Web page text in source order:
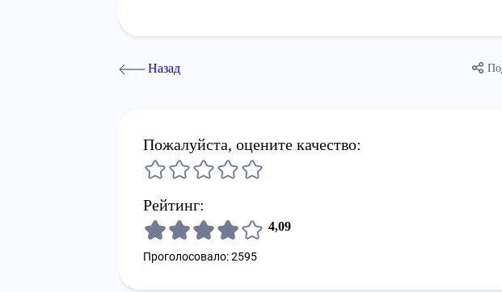
Назад
Пожалуйста, оцените качество:
Рейтинг:
4,09
Проголосовало: 2595